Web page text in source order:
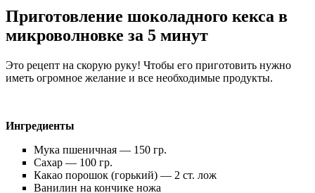
Приготовление шоколадного кекса в
микроволновке за 5 минут
Это рецепт на скорую руку! Чтобы его приготовить нужно
иметь огромное желание и все необходимые продукты.
Ингредиенты
Мука пшеничная — 150 гр.
Сахар — 100 гр.
Какао порошок (горький) — 2 ст. лож
Ванилин на кончике ножа